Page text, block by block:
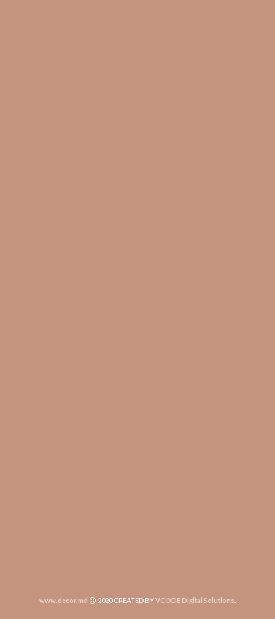
www.decor.md 2020 CREATED BYVCODE Digital Solutions